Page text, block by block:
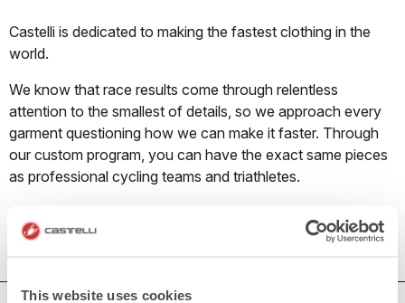
This website uses cookies
Castelli is dedicated to making the fastest clothing in the
world.
We know that race results come through relentless
attention to the smallest of details, so we approach every
garment questioning how we can make it faster. Through
our custom program, you can have the exact same pieces
as professional cycling teams and triathletes.